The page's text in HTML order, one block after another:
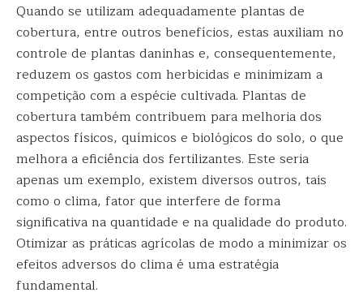
Quando se utilizam adequadamente plantas de
cobertura, entre outros benefícios, estas auxiliam no
controle de plantas daninhas e, consequentemente,
reduzem os gastos com herbicidas e minimizam a
competição com a espécie cultivada. Plantas de
cobertura também contribuem para melhoria dos
aspectos físicos, químicos e biológicos do solo, o que
melhora a eficiência dos fertilizantes. Este seria
apenas um exemplo, existem diversos outros, tais
como o clima, fator que interfere de forma
significativa na quantidade e na qualidade do produto.
Otimizar as práticas agrícolas de modo a minimizar os
efeitos adversos do clima é uma estratégia
fundamental.